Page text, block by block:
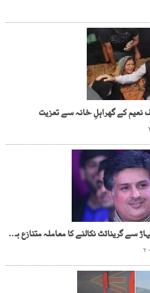
کے گھراہلِ خانہ سے تعزیت
وزیر معدنیات کا کارنامہ، کارونجھر پہاڑ سے گرینائٹ نکالنے کا معاملہ متنازع بنادیا